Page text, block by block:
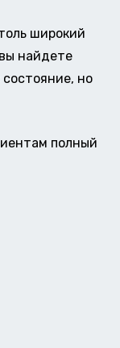
широкий
найдете
но
полный